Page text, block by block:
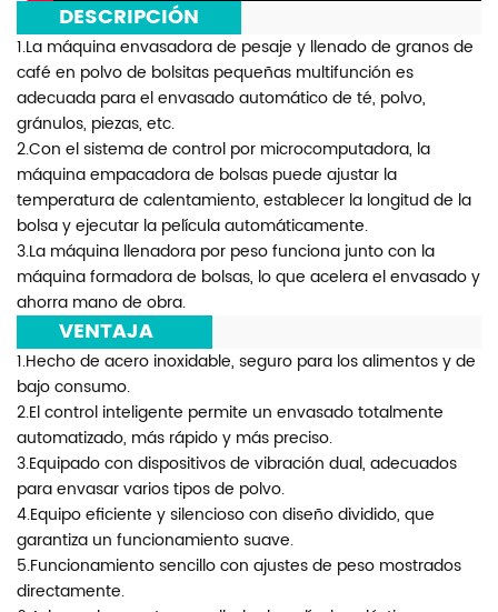
DESCRIPCIÓN
1.La máquina envasadora de pesaje y llenado de granos de
café en polvo de bolsitas pequeñas multifunción es
adecuada para el envasado automático de té, polvo,
gránulos, piezas, etc.
2.Con el sistema de control por microcomputadora, la
máquina empacadora de bolsas puede ajustar la
temperatura de calentamiento, establecer la longitud de la
bolsa y ejecutar la película automáticamente.
3.La máquina llenadora por peso funciona junto con la
máquina formadora de bolsas, lo que acelera el envasado y
ahorra mano de obra.
VENTAJA
1.Hecho de acero inoxidable, seguro para los alimentos y de
bajo consumo.
2.El control inteligente permite un envasado totalmente
automatizado, más rápido y más preciso.
3.Equipado con dispositivos de vibración dual, adecuados
para envasar varios tipos de polvo.
4.Equipo eficiente y silencioso con diseño dividido, que
garantiza un funcionamiento suave.
5.Funcionamiento sencillo con ajustes de peso mostrados
directamente.